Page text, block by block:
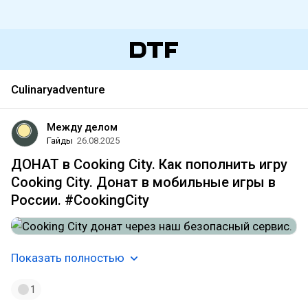
Culinaryadventure
Между делом
Гайды 26.08.2025
ДОНАТ в Cooking City. Как пополнить игру
Cooking City. Донат в мобильные игры в
России. #CookingCity
Показать полностью
1